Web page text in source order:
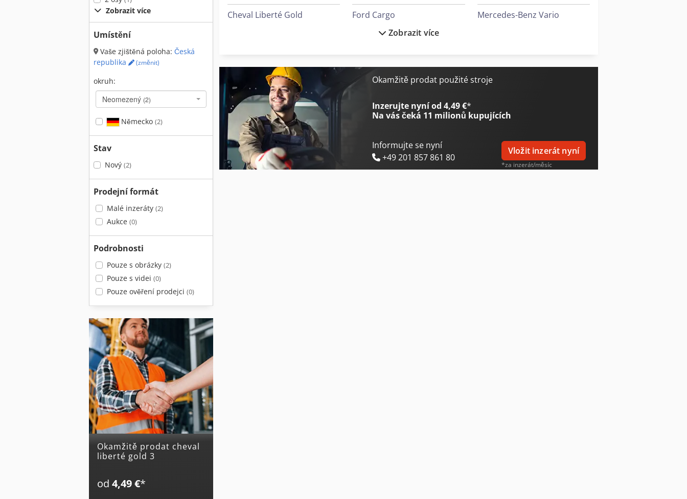
Zobrazit více
Umístění
Vaše zjištěná poloha: Česká
republika
(změnit)
okruh:
Neomezený (2)
Německo (2)
Stav
Nový (2)
Prodejní formát
Malé inzeráty (2)
Aukce (0)
Podrobnosti
Pouze s obrázky (2)
Pouze s videi (0)
Pouze ověření prodejci (0)
Okamžitě prodat cheval
liberté gold 3
od 4,49 €*
Cheval Liberté Gold
Cheval Liberté Maxi 2
Cheval Liberté Maxi 4
Ford Cargo
Houfek Buldog 3 950
Man Lions City
Mercedes-Benz Vario
Zobrazit více
Okamžitě prodat použité stroje
Inzerujte nyní od 4,49 €*
Na vás čeká 11 milionů kupujících
Informujte se nyní
+49 201 857 861 80
Vložit inzerát nyní
*za inzerát/měsíc